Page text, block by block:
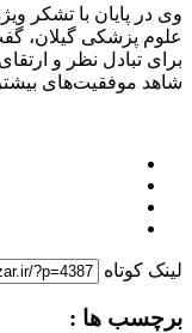
وی در پایان با تشکر
علوم پزشکی گیلان،
برای تبادل نظر و
شاهد موفقیت‌های
لینک کوتاه
برچسب ها :